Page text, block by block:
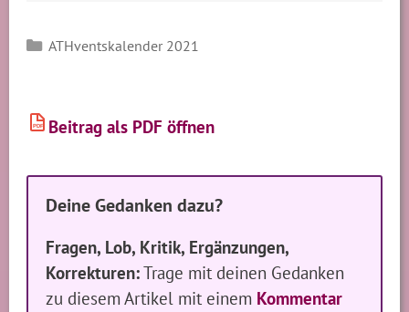
Kategorien
ATHventskalender 2021
PDF Beitrag als PDF öffnen
Deine Gedanken dazu?
Fragen, Lob, Kritik, Ergänzungen,
Korrekturen:Trage mit deinen Gedanken
zu diesem Artikel mit einem Kommentar